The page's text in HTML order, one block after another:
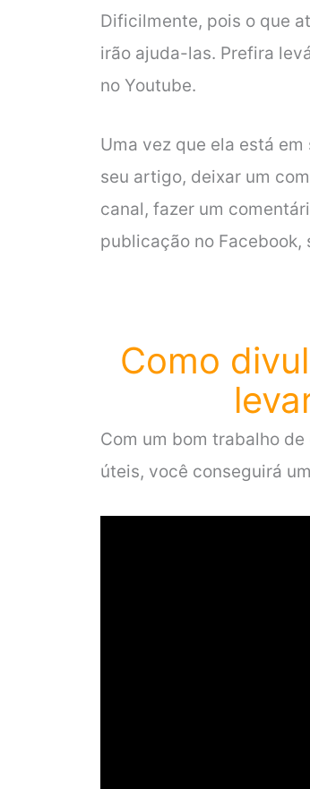
Dificilmente, pois o que
irão ajuda-las. Prefira
no Youtube.
Uma vez que ela está
seu artigo, deixar um
canal, fazer um
publicação no
Como
Com um bom trabalho
úteis, você conseguirá